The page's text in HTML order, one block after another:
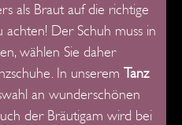
als Braut aufdie richtige
achten! Der Schuh muss in
wählen Sie daher
In unserem Tanz
an wunderschönen
der Bräutigam wird bei